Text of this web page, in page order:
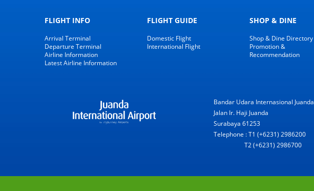
FLIGHT INFO
Arrival Terminal
Departure Terminal
Airline Information
Latest Airline Information
FLIGHT GUIDE
Domestic Flight
International Flight
SHOP & DINE
Shop & Dine Directory
Promotion &
Recommendation
Bandar Udara Internasional Juanda
Jalan Ir. Haji Juanda
Surabaya 61253
Telephone : T1 (+6231) 2986200
T2 (+6231) 2986700